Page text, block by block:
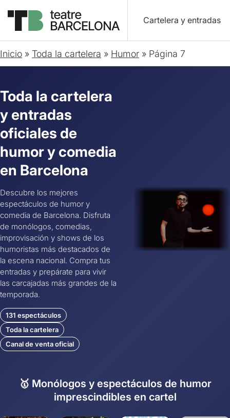
Cartelera y entradas
Inicio » Toda la cartelera » Humor » Página 7
Toda la cartelera
y entradas
oficiales de
humor y comedia
en Barcelona
Descubre los mejores
espectáculos de humor y
comedia de Barcelona. Disfruta
de monólogos, comedias,
improvisación y shows de los
humoristas más destacados de
la escena nacional. Compra tus
entradas y prepárate para vivir
las carcajadas más grandes de la
temporada.
131 espectáculos
Toda la cartelera
Canal de venta oficial
🥇 Monólogos y espectáculos de humor
imprescindibles en cartel